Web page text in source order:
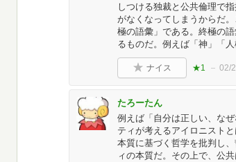
しつける独裁と公共倫理で
がなくなってしまうからだ
極の語彙」である。終極の
るものだ。例えば「神」「
ナイス ★1 02/
たろーたん
例えば「自分は正しい、な
ティが考えるアイロニスト
本質に基づく哲学を批判し
ィの本質だ。その上で、公